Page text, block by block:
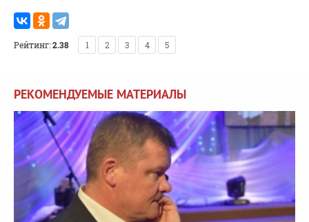
Рейтинг:2.38 1 2 3 4 5
РЕКОМЕНДУЕМЫЕ МАТЕРИАЛЫ